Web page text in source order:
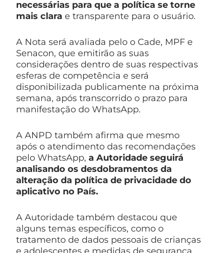
necessárias para que a política se torne
mais clara e transparente para o usuário.
A Nota será avaliada pelo o Cade, MPF e
Senacon, que emitirão as suas
considerações dentro de suas respectivas
esferas de competência e será
disponibilizada publicamente na próxima
semana, após transcorrido o prazo para
manifestação do WhatsApp.
A ANPD também afirma que mesmo
após o atendimento das recomendações
pelo WhatsApp, a Autoridade seguirá
analisando os desdobramentos da
alteração da política de privacidade do
aplicativo no País.
A Autoridade também destacou que
alguns temas específicos, como o
tratamento de dados pessoais de crianças